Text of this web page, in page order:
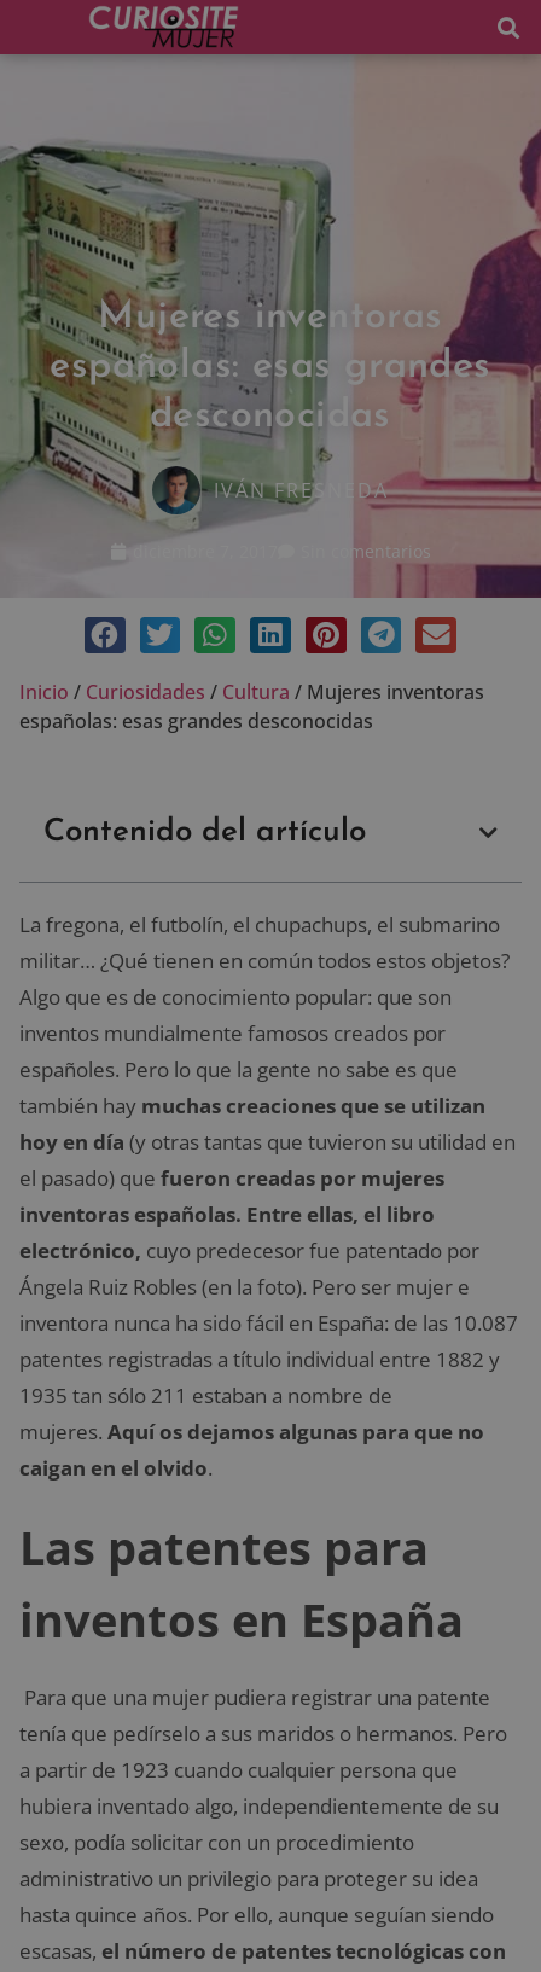
Mujeres inventoras
españolas: esas grandes
desconocidas
IVÁN FRESNEDA
Sin comentarios
Inicio / Curiosidades / Cultura / Mujeres inventoras
españolas: esas grandes desconocidas
Contenido del artículo
La fregona, el futbolín, el chupachups, el submarino
militar… ¿Qué tienen en común todos estos objetos?
Algo que es de conocimiento popular: que son
inventos mundialmente famosos creados por
españoles. Pero lo que la gente no sabe es que
también hay muchas creaciones que se utilizan
hoy en día (y otras tantas que tuvieron su utilidad en
el pasado) que fueron creadas por mujeres
inventoras españolas. Entre ellas, el libro
electrónico, cuyo predecesor fue patentado por
Ángela Ruiz Robles (en la foto). Pero ser mujer e
inventora nunca ha sido fácil en España: de las 10.087
patentes registradas a título individual entre 1882 y
1935 tan sólo 211 estaban a nombre de
mujeres. Aquí os dejamos algunas para que no
caigan en el olvido.
Las patentes para
inventos en España
Para que una mujer pudiera registrar una patente
tenía que pedírselo a sus maridos o hermanos. Pero
a partir de 1923 cuando cualquier persona que
hubiera inventado algo, independientemente de su
sexo, podía solicitar con un procedimiento
administrativo un privilegio para proteger su idea
hasta quince años. Por ello, aunque seguían siendo
escasas, el número de patentes tecnológicas con